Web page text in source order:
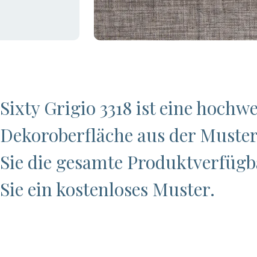
Sixty Grigio 3318 ist eine
Dekoroberfläche aus der
Sie die gesamte
Sie ein kostenloses Muster.